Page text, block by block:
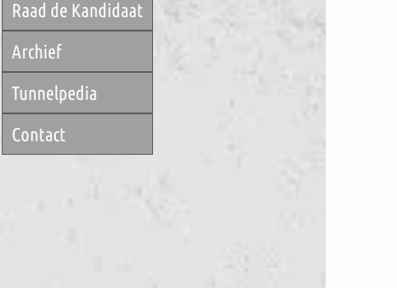
Raad de Kandidaat
Archief
Tunnelpedia
Contact